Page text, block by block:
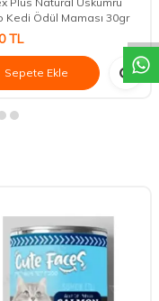
Kedi Ödül Maması 30gr
TL
Sepete Ekle